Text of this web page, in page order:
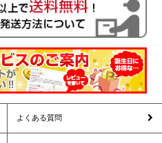
よくある質問